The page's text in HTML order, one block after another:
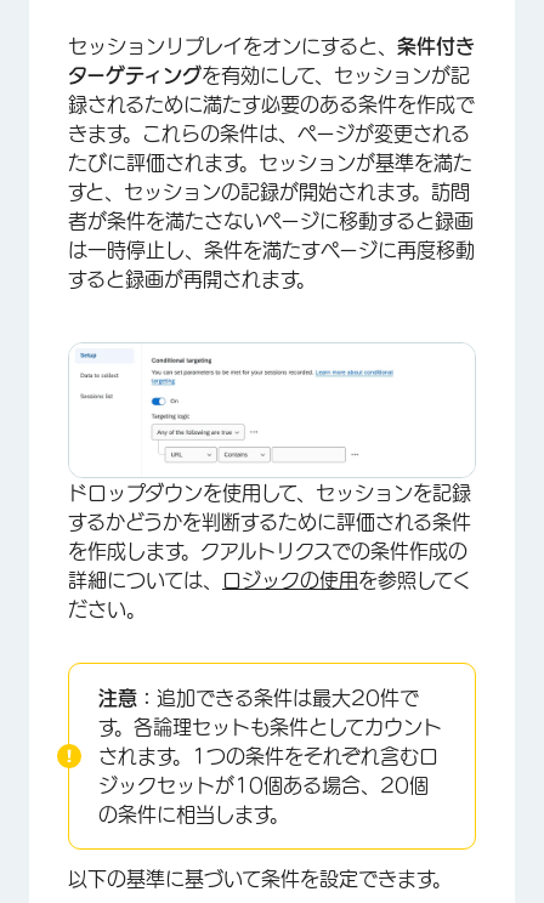
セッションリプレイをオンにすると、 条件付き
ターゲティングを有効にして、セッションが記
録されるために満たす必要のある条件を作成で
きます。これらの条件は、ページが変更される
たびに評価されます。セッションが基準を満た
すと、セッションの記録が開始されます。訪問
者が条件を満たさないページに移動すると録画
は一時停止し、条件を満たすページに再度移動
すると録画が再開されます。
ドロップダウンを使用して、セッションを記録
するかどうかを判断するために評価される条件
を作成します。クアルトリクスでの条件作成の
詳細については、 ロジックの使用を参照してく
ださい。
注意： 追加できる条件は最大20件で
す。各論理セットも条件としてカウント
されます。1つの条件をそれぞれ含むロ
ジックセットが10個ある場合、20個
の条件に相当します。
以下の基準に基づいて条件を設定できます。